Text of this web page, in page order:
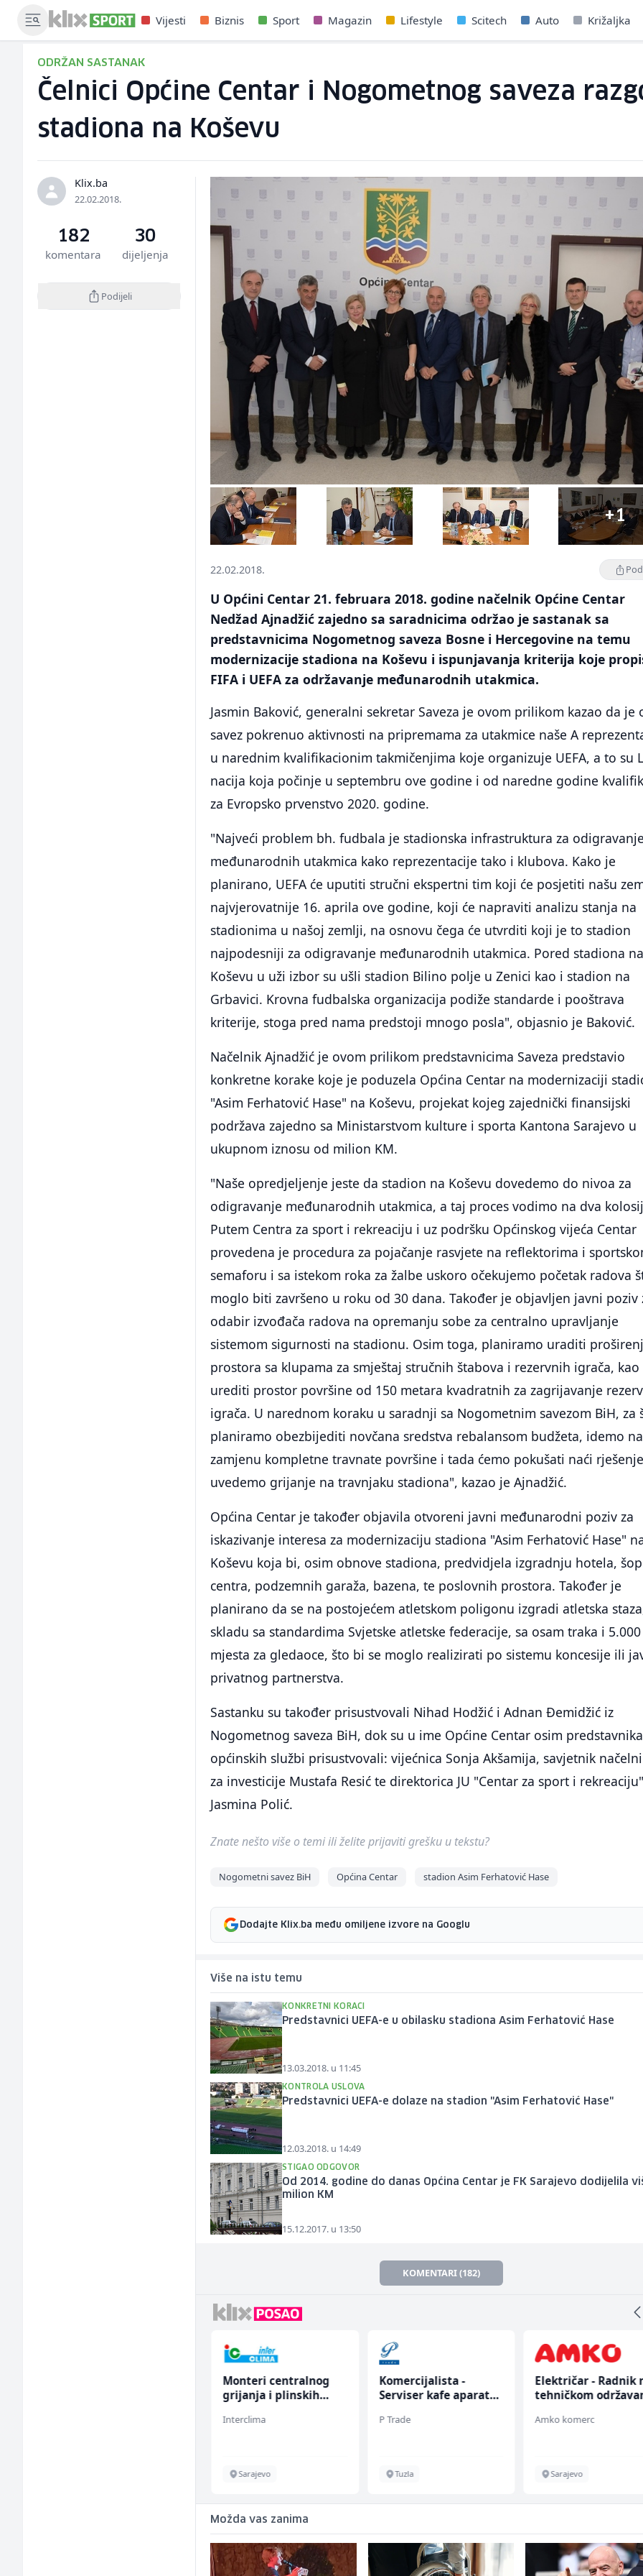
Vijesti Biznis Sport Magazin Lifestyle Scitech Auto Križaljka
ODRŽAN SASTANAK
Čelnici Općine Centar i Nogometnog saveza
stadiona na Koševu
Klix.ba
22.02.2018.
182
komentara
30
dijeljenja
Podijeli
+1
22.02.2018.
U Općini Centar 21. februara 2018. godine načelnik Općine Centar
Nedžad Ajnadžić zajedno sa saradnicima održao je sastanak sa
predstavnicima Nogometnog saveza Bosne i Hercegovine na temu
modernizacije stadiona na Koševu i ispunjavanja kriterija koje
FIFA i UEFA za održavanje međunarodnih utakmica.
Jasmin Baković, generalni sekretar Saveza je ovom prilikom kazao da je
savez pokrenuo aktivnosti na pripremama za utakmice naše A
u narednim kvalifikacionim takmičenjima koje organizuje UEFA, a to su
nacija koja počinje u septembru ove godine i od naredne godine
za Evropsko prvenstvo 2020. godine.
"Najveći problem bh. fudbala je stadionska infrastruktura za odigravanje
međunarodnih utakmica kako reprezentacije tako i klubova. Kako je
planirano, UEFA će uputiti stručni ekspertni tim koji će posjetiti našu
najvjerovatnije 16. aprila ove godine, koji će napraviti analizu stanja na
stadionima u našoj zemlji, na osnovu čega će utvrditi koji je to stadion
najpodesniji za odigravanje međunarodnih utakmica. Pored stadiona na
Koševu u uži izbor su ušli stadion Bilino polje u Zenici kao i stadion na
Grbavici. Krovna fudbalska organizacija podiže standarde i pooštrava
kriterije, stoga pred nama predstoji mnogo posla", objasnio je Baković.
Načelnik Ajnadžić je ovom prilikom predstavnicima Saveza predstavio
konkretne korake koje je poduzela Općina Centar na modernizaciji
"Asim Ferhatović Hase" na Koševu, projekat kojeg zajednički finansijski
podržava zajedno sa Ministarstvom kulture i sporta Kantona Sarajevo u
ukupnom iznosu od milion KM.
"Naše opredjeljenje jeste da stadion na Koševu dovedemo do nivoa za
odigravanje međunarodnih utakmica, a taj proces vodimo na dva
Putem Centra za sport i rekreaciju i uz podršku Općinskog vijeća Centar
provedena je procedura za pojačanje rasvjete na reflektorima i
semaforu i sa istekom roka za žalbe uskoro očekujemo početak radova
moglo biti završeno u roku od 30 dana. Također je objavljen javni poziv
odabir izvođača radova na opremanju sobe za centralno upravljanje
sistemom sigurnosti na stadionu. Osim toga, planiramo uraditi
prostora sa klupama za smještaj stručnih štabova i rezervnih igrača, kao
urediti prostor površine od 150 metara kvadratnih za zagrijavanje
igrača. U narednom koraku u saradnji sa Nogometnim savezom BiH, za
planiramo obezbijediti novčana sredstva rebalansom budžeta, idemo na
zamjenu kompletne travnate površine i tada ćemo pokušati naći
uvedemo grijanje na travnjaku stadiona", kazao je Ajnadžić.
Općina Centar je također objavila otvoreni javni međunarodni poziv za
iskazivanje interesa za modernizaciju stadiona "Asim Ferhatović Hase"
Koševu koja bi, osim obnove stadiona, predvidjela izgradnju hotela,
centra, podzemnih garaža, bazena, te poslovnih prostora. Također je
planirano da se na postojećem atletskom poligonu izgradi atletska
skladu sa standardima Svjetske atletske federacije, sa osam traka i 5.000
mjesta za gledaoce, što bi se moglo realizirati po sistemu koncesije ili
privatnog partnerstva.
Sastanku su također prisustvovali Nihad Hodžić i Adnan Đemidžić iz
Nogometnog saveza BiH, dok su u ime Općine Centar osim predstavnika
općinskih službi prisustvovali: vijećnica Sonja Akšamija, savjetnik
za investicije Mustafa Resić te direktorica JU "Centar za sport i rekreaciju"
Jasmina Polić.
Znate nešto više o temi ili želite prijaviti grešku u tekstu?
Nogometni savez BiH Općina Centar stadion Asim Ferhatović Hase
Dodajte Klix.ba među omiljene izvore na Googlu
Više na istu temu
KONKRETNI KORACI
Predstavnici UEFA-e u obilasku stadiona Asim Ferhatović Hase
13.03.2018. u 11:45
KONTROLA USLOVA
Predstavnici UEFA-e dolaze na stadion "Asim Ferhatović Hase"
12.03.2018. u 14:49
STIGAO ODGOVOR
Od 2014. godine do danas Općina Centar je FK Sarajevo dodijelila
milion KM
15.12.2017. u 13:50
KOMENTARI (182)
Monteri centralnog
grijanja i plinskih
Interclima
Sarajevo
Komercijalista -
Serviser kafe aparata
P Trade
Tuzla
Električar - Radnik
tehničkom
Amko komerc
Sarajevo
Možda vas zanima